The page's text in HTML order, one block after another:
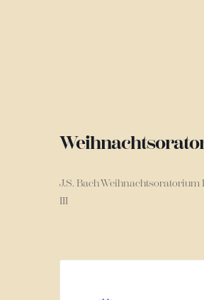
J.S. Bach Weihnachtsoratorium
III